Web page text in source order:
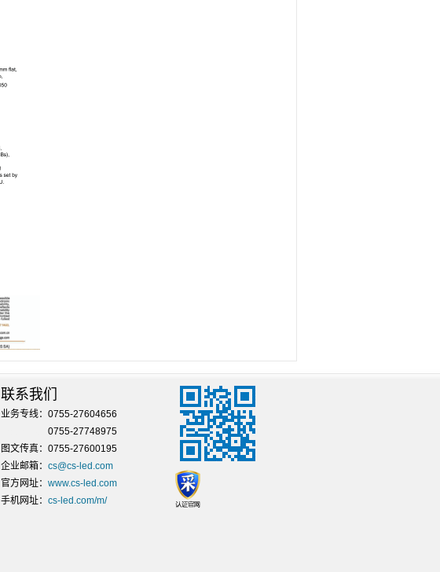
联系我们
业务专线：0755-27604656
0755-27748975
图文传真：0755-27600195
企业邮箱： cs@cs-led.com
官方网址： www.cs-led.com
手机网址： cs-led.com/m/